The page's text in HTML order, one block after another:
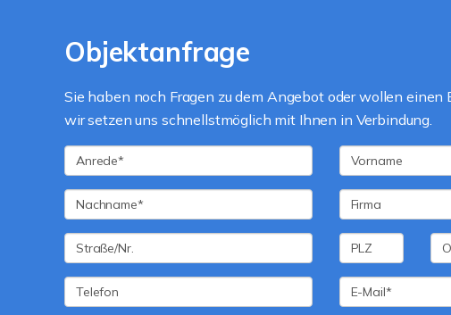
Objektanfrage
Sie haben noch Fragen zu dem Angebot oder wollen
wir setzen uns schnellstmöglich mit Ihnen in Verbindung.